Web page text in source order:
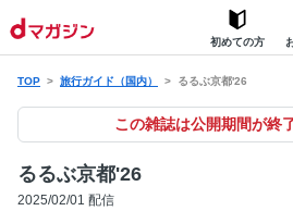
初めての方
TOP 旅行ガイド（国内） るるぶ京都'26
この雑誌は公開期間が終
るるぶ京都'26
2025/02/01 配信